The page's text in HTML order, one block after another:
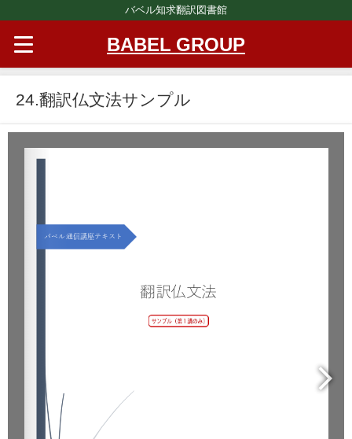
バベル知求翻訳図書館
BABEL GROUP
24.翻訳仏文法サンプル